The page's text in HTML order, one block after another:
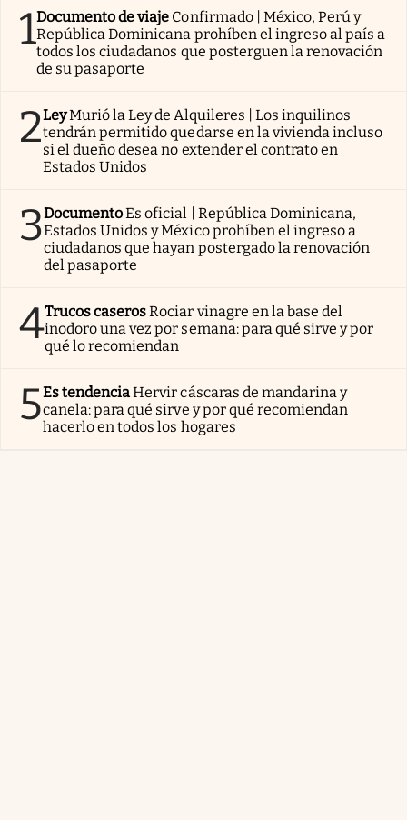
1Documento de viaje Confirmado | México, Perú y
República Dominicana prohíben el ingreso al país a
todos los ciudadanos que posterguen la renovación
de su pasaporte
2LeyMurió la Ley de Alquileres | Los inquilinos
tendrán permitido quedarse en la vivienda incluso
si el dueño desea no extender el contrato en
Estados Unidos
3DocumentoEs oficial | República Dominicana,
Estados Unidos y México prohíben el ingreso a
ciudadanos que hayan postergado la renovación
del pasaporte
4Trucos caserosRociar vinagre en la base del
inodoro una vez por semana: para qué sirve y por
qué lo recomiendan
5Es tendenciaHervir cáscaras de mandarina y
canela: para qué sirve y por qué recomiendan
hacerlo en todos los hogares